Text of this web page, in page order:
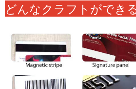
どんなクラフトができ